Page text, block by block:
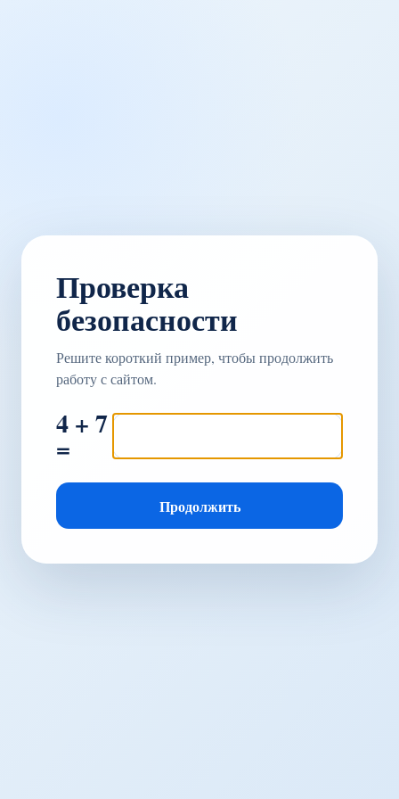
Проверка
безопасности
Решите короткий пример, чтобы продолжить
работу с сайтом.
4 + 7
=
Продолжить